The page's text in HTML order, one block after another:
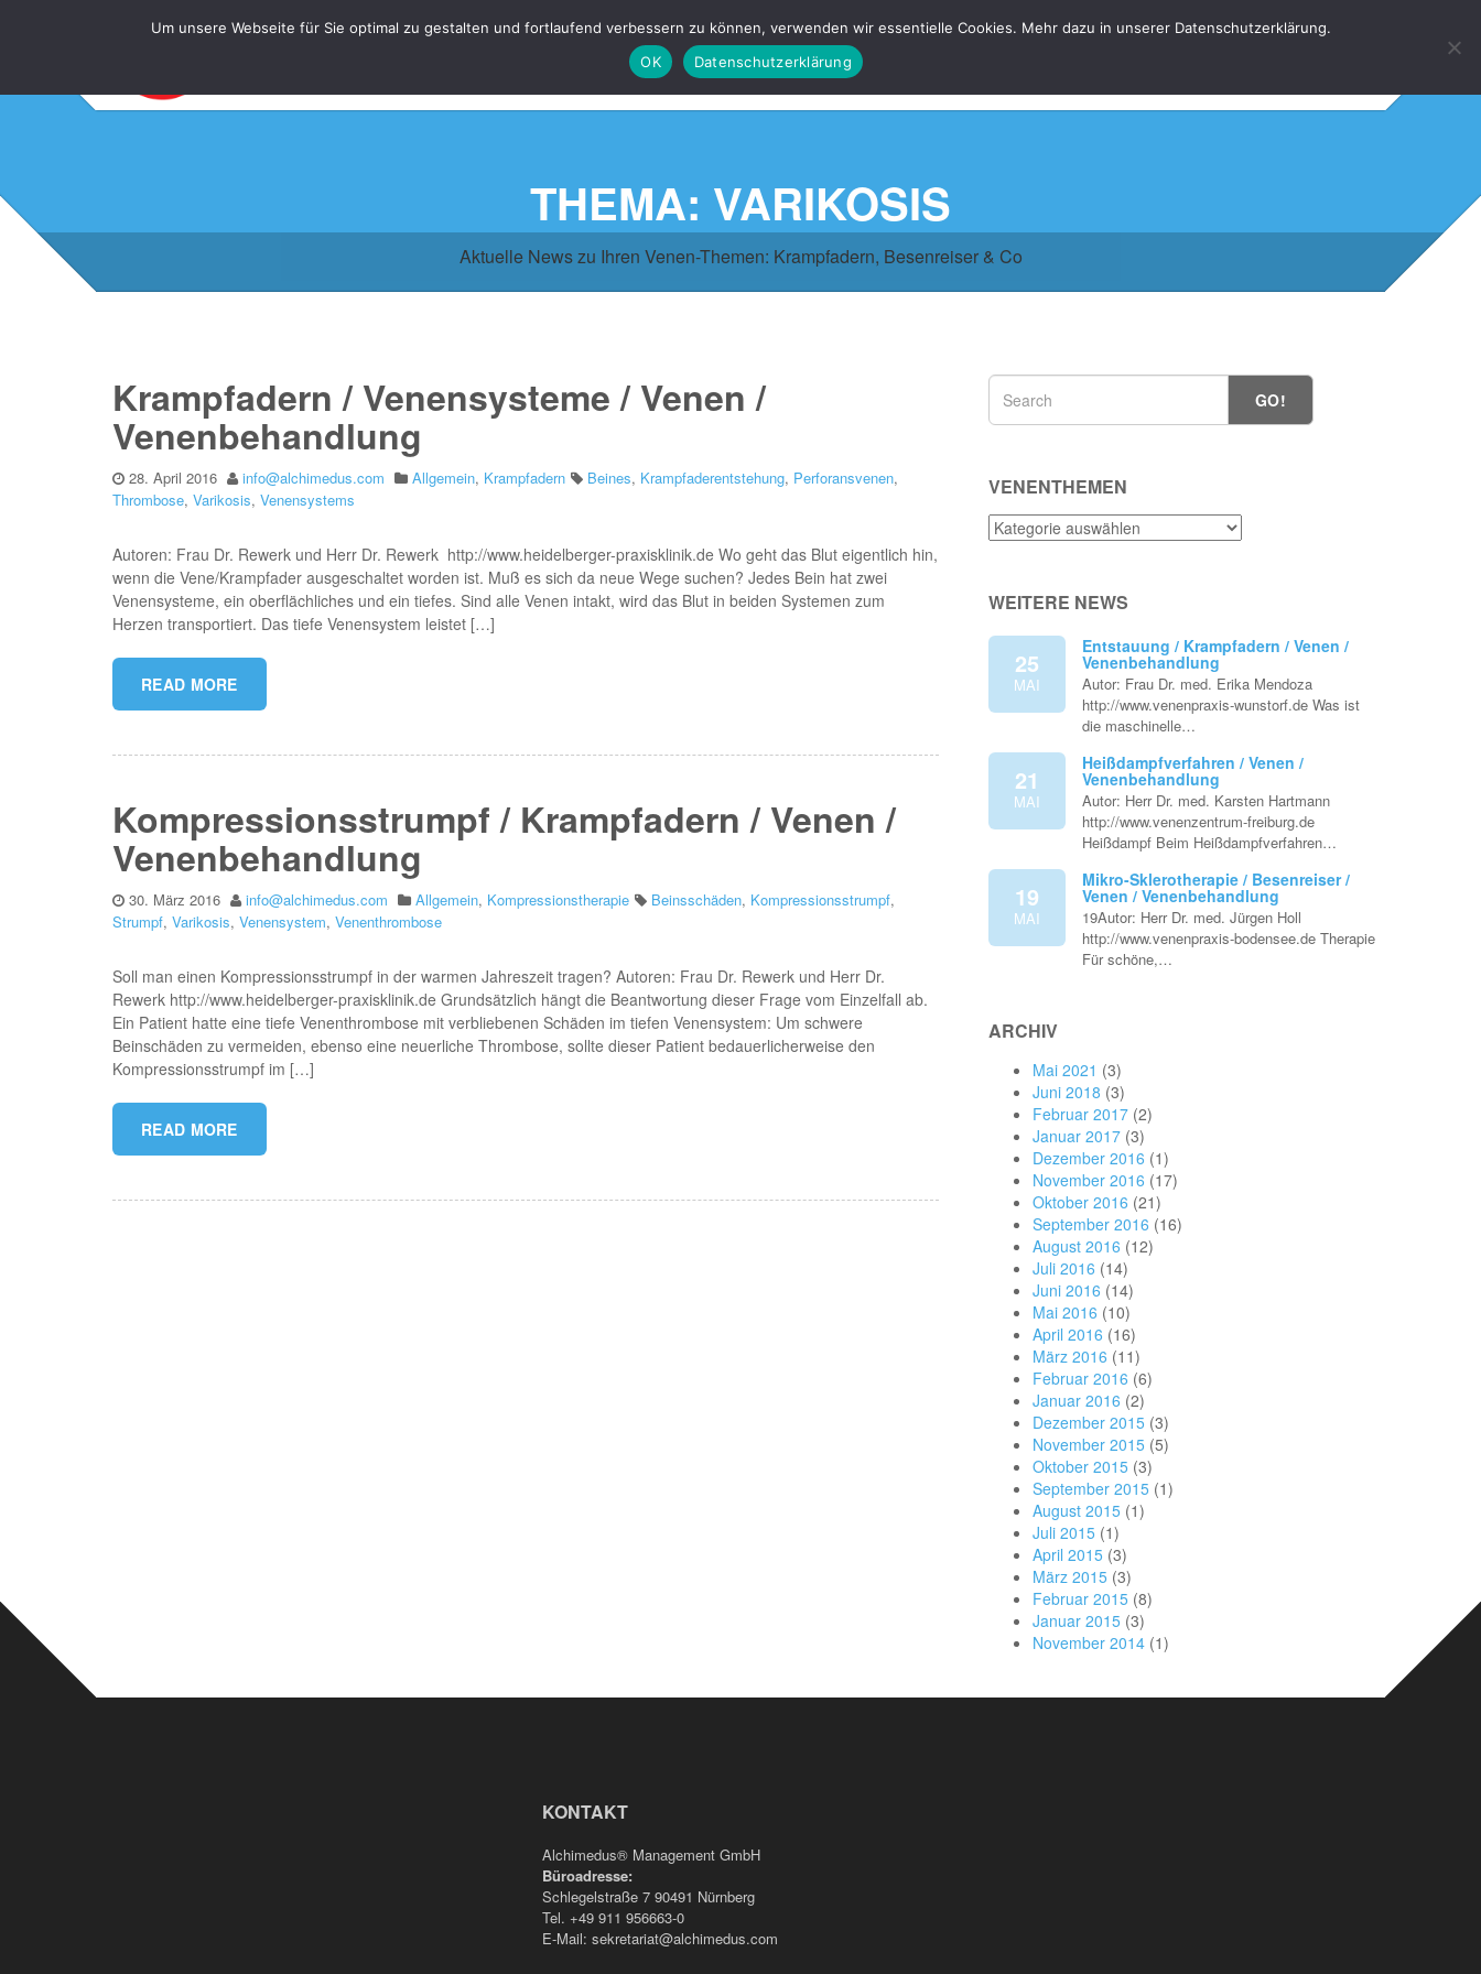
THEMA: VARIKOSIS
Aktuelle News zu Ihren Venen-Themen: Krampfadern, Besenreiser & Co
Krampfadern / Venensysteme / Venen /
Venenbehandlung
28. April 2016 info@alchimedus.com Allgemein, Krampfadern Beines, Krampfaderentstehung, Perforansvenen,
Thrombose, Varikosis, Venensystems
Autoren: Frau Dr. Rewerk und Herr Dr. Rewerk http://www.heidelberger-praxisklinik.de Wo geht das Blut eigentlich hin,
wenn die Vene/Krampfader ausgeschaltet worden ist. Muß es sich da neue Wege suchen? Jedes Bein hat zwei
Venensysteme, ein oberflächliches und ein tiefes. Sind alle Venen intakt, wird das Blut in beiden Systemen zum
Herzen transportiert. Das tiefe Venensystem leistet […]
READ MORE
Kompressionsstrumpf / Krampfadern / Venen /
Venenbehandlung
30. März 2016 info@alchimedus.com Allgemein, Kompressionstherapie Beinsschäden, Kompressionsstrumpf,
Strumpf, Varikosis, Venensystem, Venenthrombose
Soll man einen Kompressionsstrumpf in der warmen Jahreszeit tragen? Autoren: Frau Dr. Rewerk und Herr Dr.
Rewerk http://www.heidelberger-praxisklinik.de Grundsätzlich hängt die Beantwortung dieser Frage vom Einzelfall ab.
Ein Patient hatte eine tiefe Venenthrombose mit verbliebenen Schäden im tiefen Venensystem: Um schwere
Beinschäden zu vermeiden, ebenso eine neuerliche Thrombose, sollte dieser Patient bedauerlicherweise den
Kompressionsstrumpf im […]
READ MORE
GO!
VENENTHEMEN
Venenthemen
WEITERE NEWS
25
MAI
Entstauung / Krampfadern / Venen /
Venenbehandlung
Autor: Frau Dr. med. Erika Mendoza
http://www.venenpraxis-wunstorf.de Was ist
die maschinelle…
21
MAI
Heißdampfverfahren / Venen /
Venenbehandlung
Autor: Herr Dr. med. Karsten Hartmann
http://www.venenzentrum-freiburg.de
Heißdampf Beim Heißdampfverfahren…
19
MAI
Mikro-Sklerotherapie / Besenreiser /
Venen / Venenbehandlung
19Autor: Herr Dr. med. Jürgen Holl
http://www.venenpraxis-bodensee.de Therapie
Für schöne,…
ARCHIV
Mai 2021 (3)
Juni 2018 (3)
Februar 2017 (2)
Januar 2017 (3)
Dezember 2016 (1)
November 2016 (17)
Oktober 2016 (21)
September 2016 (16)
August 2016 (12)
Juli 2016 (14)
Juni 2016 (14)
Mai 2016 (10)
April 2016 (16)
März 2016 (11)
Februar 2016 (6)
Januar 2016 (2)
Dezember 2015 (3)
November 2015 (5)
Oktober 2015 (3)
September 2015 (1)
August 2015 (1)
Juli 2015 (1)
April 2015 (3)
März 2015 (3)
Februar 2015 (8)
Januar 2015 (3)
November 2014 (1)
KONTAKT
Alchimedus® Management GmbH
Büroadresse:
Schlegelstraße 7 90491 Nürnberg
Tel. +49 911 956663-0
E-Mail: sekretariat@alchimedus.com
Um unsere Webseite für Sie optimal zu gestalten und fortlaufend verbessern zu können, verwenden wir essentielle Cookies. Mehr dazu in unserer Datenschutzerklärung.
OK
Datenschutzerklärung